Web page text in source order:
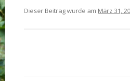
Dieser Beitrag wurde am März 31,